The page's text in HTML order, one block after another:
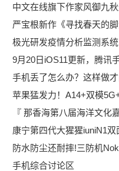
中文在线旗下作家风御九
严宝根新作《寻找春天的
极光研发疫情分析监测系
9月20日iOS11更新，腾讯
手机丢了怎么办？这样做
苹果猛发力！A14+双模
『 那香海第八届海洋文化
康宁第四代大猩猩iuniN1双
防水防尘还耐摔!三防机
手机综合讨论区